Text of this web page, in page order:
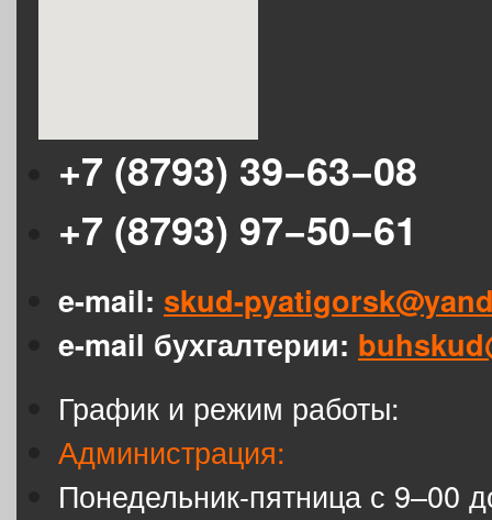
+7 (8793) 39−63−08
+7 (8793) 97−50−61
e-mail: skud-
e-mail бухгалтерии:
График и режим работы:
Администрация:
Понедельник-пятница с 9–00